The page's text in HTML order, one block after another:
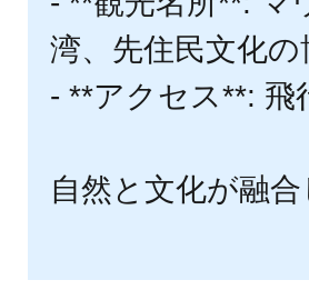
湾、先住民文化
- **アクセス**: 飛
自然と文化が融